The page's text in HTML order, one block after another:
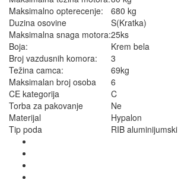
Maksimalno opterecenje:
680 kg
Duzina osovine
S(Kratka)
Maksimalna snaga motora:25ks
Boja:
Krem bela
Broj vazdusnih komora:
3
Težina camca:
69kg
Maksimalan broj osoba
6
CE kategorija
C
Torba za pakovanje
Ne
Materijal
Hypalon
Tip poda
RIB aluminijumski